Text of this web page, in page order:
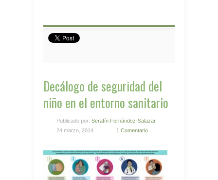
Decálogo de seguridad del
niño en el entorno sanitario
Publicado por: Serafín Fernández-Salazar
24 marzo, 2014
1 Comentario